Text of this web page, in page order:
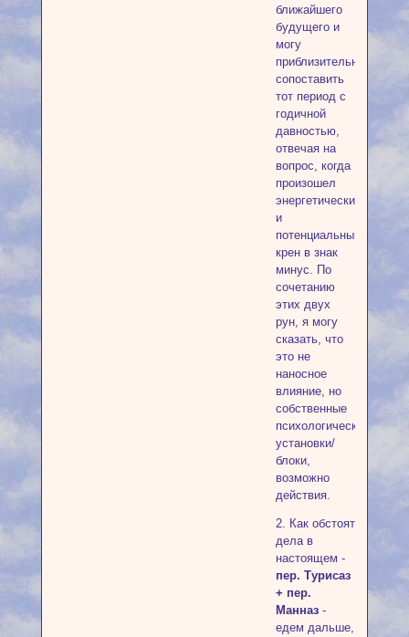
ближайшего
будущего и
могу
приблизительно
сопоставить
тот период с
годичной
давностью,
отвечая на
вопрос, когда
произошел
энергетический
и
потенциальный
крен в знак
минус. По
сочетанию
этих двух
рун, я могу
сказать, что
это не
наносное
влияние, но
собственные
психологические
установки/
блоки,
возможно
действия.
2. Как обстоят
дела в
настоящем -
пер. Турисаз
+ пер.
Манназ-
едем дальше,